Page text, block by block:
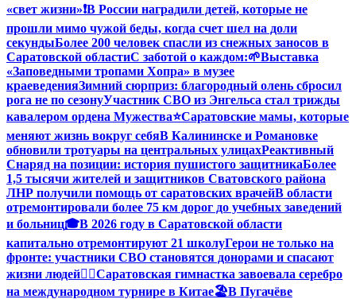
«свет жизни»❗️В России наградили детей, которые не
прошли мимо чужой беды, когда счет шел на доли
секундыБолее 200 человек спасли из снежных заносов в
Саратовской областиС заботой о каждом:🌱Выставка
«Заповедными тропами Хопра» в музее
краеведенияЗимний сюрприз: благородный олень сбросил
рога не по сезонуУчастник СВО из Энгельса стал трижды
кавалером ордена Мужества⭐️Саратовские мамы, которые
меняют жизнь вокруг себяВ Калининске и Романовке
обновили тротуары на центральных улицахРеактивный
Снаряд на позиции: история пушистого защитникаБолее
1,5 тысячи жителей и защитников Сватовского района
ЛНР получили помощь от саратовских врачейВ области
отремонтировали более 75 км дорог до учебных заведений
и больниц🎓В 2026 году в Саратовской области
капитально отремонтируют 21 школуГерои не только на
фронте: участники СВО становятся донорами и спасают
жизни людей🤸‍♀️Саратовская гимнастка завоевала серебро
на международном турнире в Китае🏖В Пугачёве